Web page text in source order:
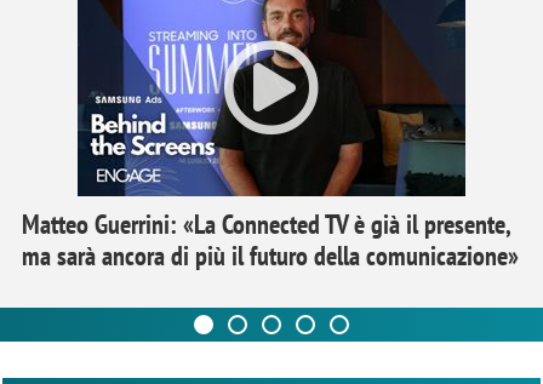
Matteo Guerrini: «La Connected TV è già il presente,
ma sarà ancora di più il futuro della comunicazione»